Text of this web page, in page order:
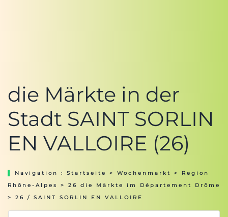
die Märkte in der
Stadt SAINT SORLIN
EN VALLOIRE (26)
Navigation : Startseite > Wochenmarkt > Region
Rhône-Alpes
> 26 die Märkte im Département Drôme
> 26 / SAINT SORLIN EN VALLOIRE